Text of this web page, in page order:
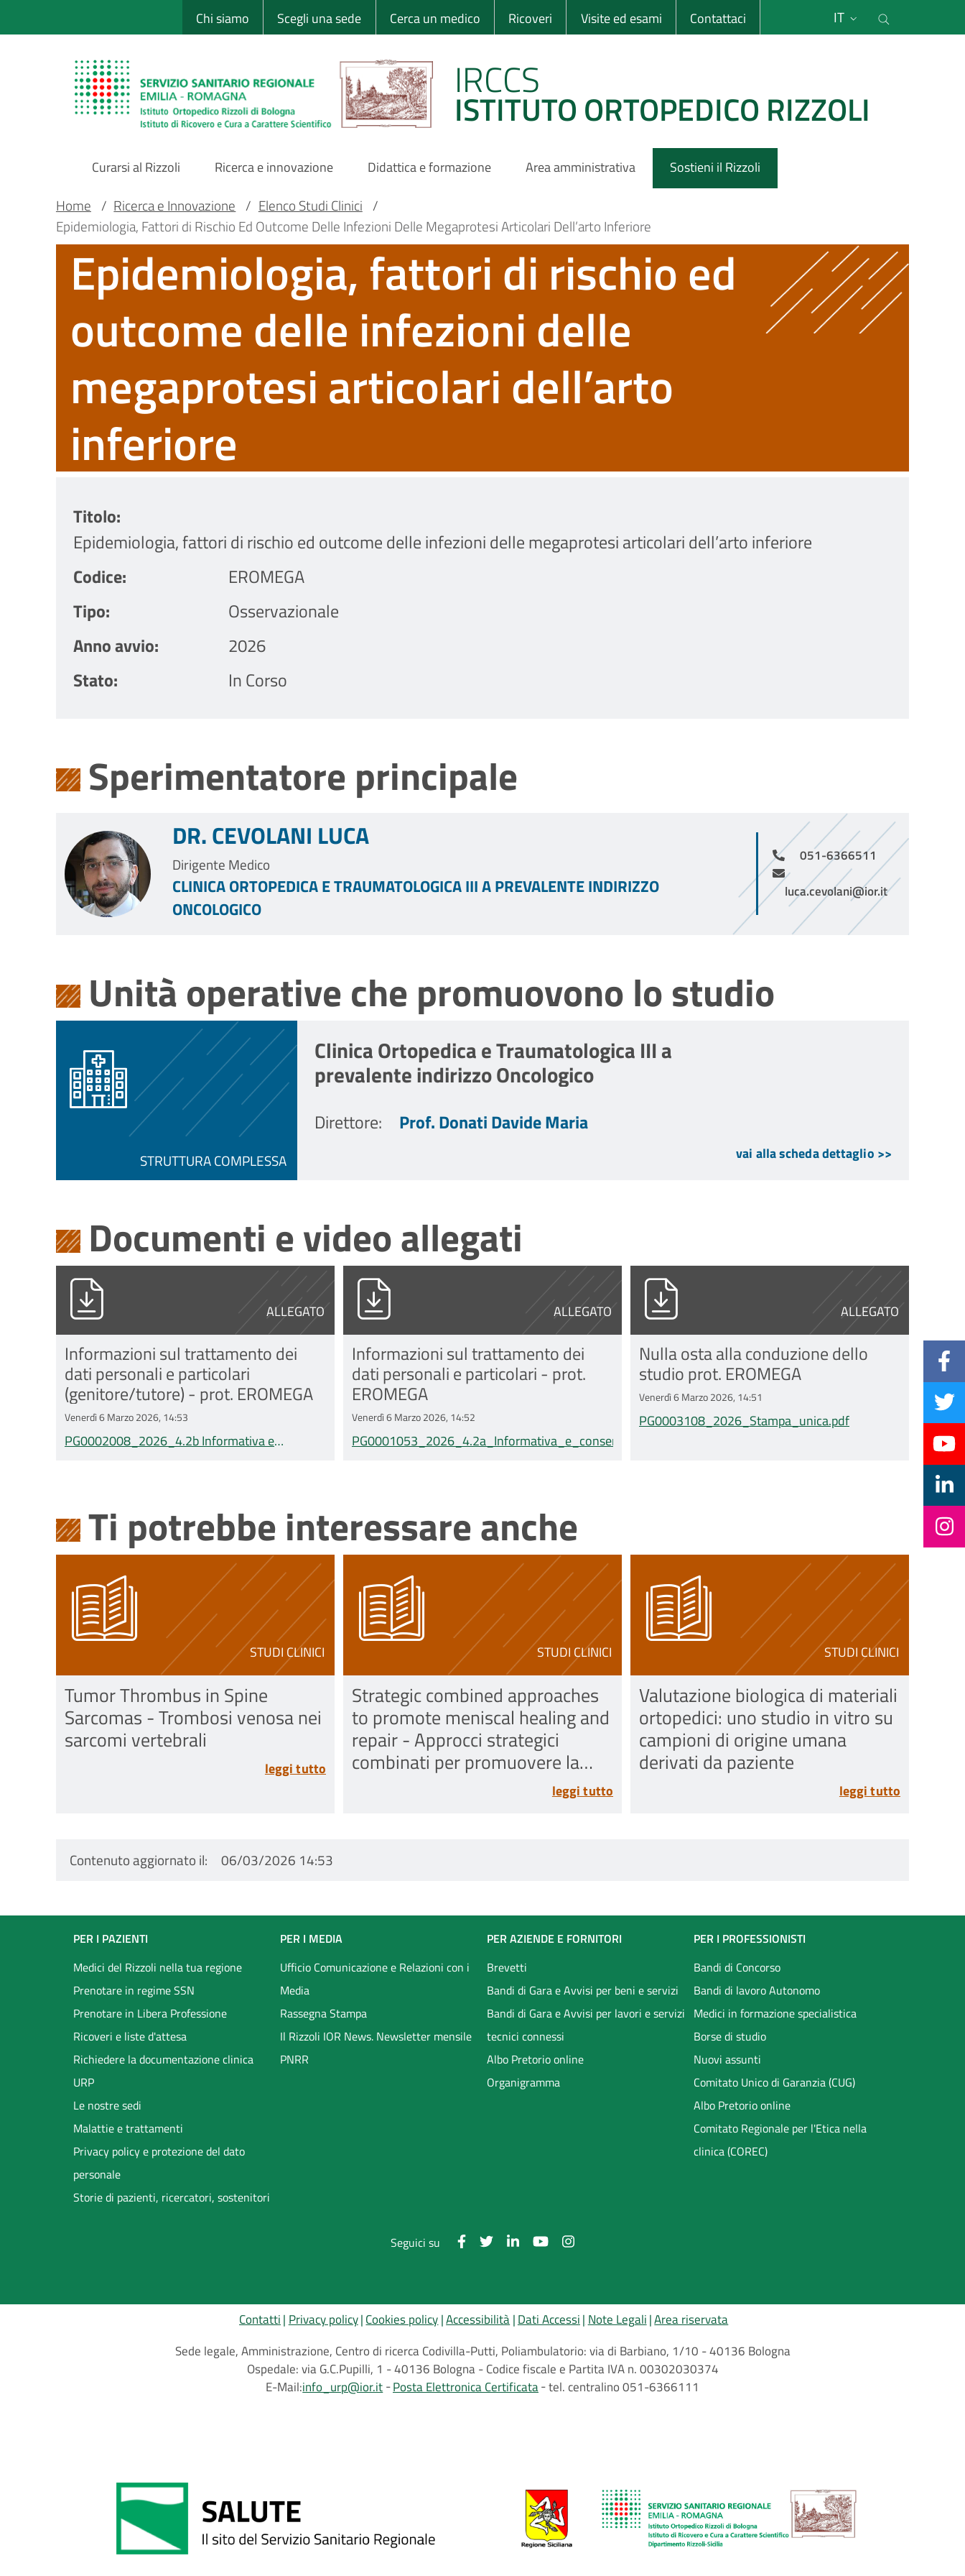
al
Sito Web Istituto Ortopedico Rizzoli
Chi siamo Scegli una sede Cerca un medico Ricoveri Visite ed esami Contattaci IT
IRCCS
ISTITUTO ORTOPEDICO RIZZOLI
Main
Navigation
Curarsi al Rizzoli Ricerca e innovazione Didattica e formazione Area amministrativa Sostieni il Rizzoli
Main container
Briciole
pane
Home / Ricerca e Innovazione / Elenco Studi Clinici /
Epidemiologia, Fattori di Rischio Ed Outcome Delle Infezioni Delle Megaprotesi Articolari Dell’arto Inferiore
Epidemiologia, fattori di rischio ed
outcome delle infezioni delle
megaprotesi articolari dell’arto
inferiore
Titolo
Epidemiologia, fattori di rischio ed outcome delle infezioni delle megaprotesi articolari dell’arto inferiore
Codice
EROMEGA
Tipo
Osservazionale
Anno avvio
2026
Stato
In Corso
Sperimentatore principale
051-6366511
luca.cevolani@ior.it
DR. CEVOLANI LUCA
Dirigente Medico
CLINICA ORTOPEDICA E TRAUMATOLOGICA III A PREVALENTE INDIRIZZO
ONCOLOGICO
Unità operative che promuovono lo studio
STRUTTURA COMPLESSA
Clinica Ortopedica e Traumatologica III a
prevalente indirizzo Oncologico
Direttore: Prof. Donati Davide Maria
vai alla scheda dettaglio >>
Documenti e video allegati
ALLEGATO
PG0002008_2026_4.2b Informativa e consenso trattamento dati_gen-tut_v.1_13.01.2026_EROMEGA_IOR.docx
Informazioni sul trattamento dei
dati personali e particolari
(genitore/tutore) - prot. EROMEGA
Venerdì 6 Marzo 2026, 14:53
PG0002008_2026_4.2b Informativa e
ALLEGATO
Informazioni sul trattamento dei
dati personali e particolari - prot.
EROMEGA
Venerdì 6 Marzo 2026, 14:52
PG0001053_2026_4.2a_Informativa_e_consenso_trattamento_dati_v.1_13.01.2026_EROMEGA_IOR_2.pdf
ALLEGATO
PG0003108_2026_Stampa_unica.pdf
Nulla osta alla conduzione dello
studio prot. EROMEGA
Venerdì 6 Marzo 2026, 14:51
PG0003108_2026_Stampa_unica.pdf
Ti potrebbe interessare anche
STUDI CLINICI
Tumor Thrombus in Spine
Sarcomas - Trombosi venosa nei
sarcomi vertebrali
leggi tutto
STUDI CLINICI
Strategic combined approaches
to promote meniscal healing and
repair - Approcci strategici
combinati per promuovere la
guarigione e la riparazione del
leggi tutto
STUDI CLINICI
Valutazione biologica di materiali
ortopedici: uno studio in vitro su
campioni di origine umana
derivati da paziente
leggi tutto
Contenuto aggiornato il 06/03/2026 14:53
Footer
menu
PER I PAZIENTI
Medici del Rizzoli nella tua regione
Prenotare in regime SSN
Prenotare in Libera Professione
Ricoveri e liste d'attesa
Richiedere la documentazione clinica
URP
Le nostre sedi
Malattie e trattamenti
Privacy policy e protezione del dato
personale
Storie di pazienti, ricercatori, sostenitori
PER I MEDIA
Ufficio Comunicazione e Relazioni con i
Media
Rassegna Stampa
Il Rizzoli IOR News. Newsletter mensile
PNRR
PER AZIENDE E FORNITORI
Brevetti
Bandi di Gara e Avvisi per beni e servizi
Bandi di Gara e Avvisi per lavori e servizi
tecnici connessi
Albo Pretorio online
Organigramma
PER I PROFESSIONISTI
Bandi di Concorso
Bandi di lavoro Autonomo
Medici in formazione specialistica
Borse di studio
Nuovi assunti
Comitato Unico di Garanzia (CUG)
Albo Pretorio online
Comitato Regionale per l'Etica nella
clinica (COREC)
Seguici su
Contatti Privacy policy Cookies policy Accessibilità Dati Accessi Note Legali Area riservata
Sede legale, Amministrazione, Centro di ricerca Codivilla-Putti, Poliambulatorio: via di Barbiano, 1/10 - 40136 Bologna
Ospedale: via G.C.Pupilli, 1 - 40136 Bologna - Codice fiscale e Partita IVA n. 00302030374
E-Mail:info_urp@ior.it Posta Elettronica Certificata tel. centralino 051-6366111